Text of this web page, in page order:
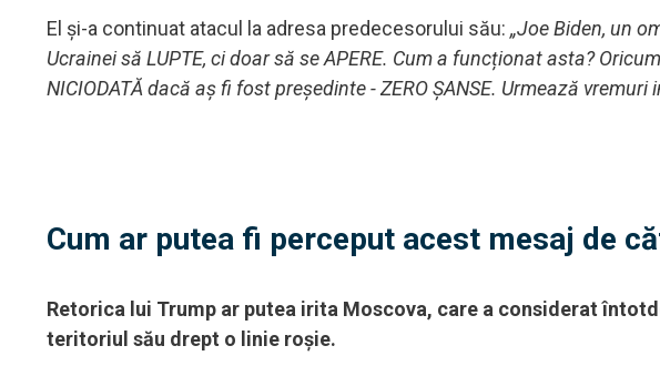
El și-a continuat atacul la adresa predecesorului său: „Joe Biden, un
Ucrainei să LUPTE, ci doar să se APERE. Cum a funcționat asta?
NICIODATĂ dacă aș fi fost președinte - ZERO ȘANSE. Urmează vremuri
Cum ar putea fi perceput acest mesaj de
Retorica lui Trump ar putea irita Moscova, care a considerat
teritoriul său drept o linie roșie.